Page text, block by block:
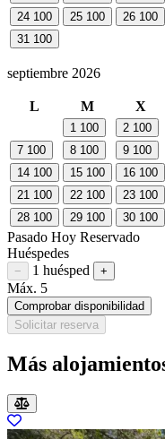
24 100 25 100 26 100
31 100
septiembre 2026
L M X
1 100 2 100
7 100 8 100 9 100
14 100 15 100 16 100
21 100 22 100 23 100
28 100 29 100 30 100
Pasado Hoy Reservado
Huéspedes
Restar huésped
− 1 huésped Sumar
+
Máx. 5
Comprobar disponibilidad
Solicitar reserva
Más